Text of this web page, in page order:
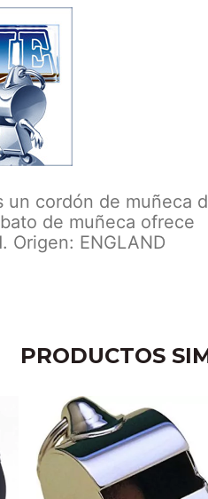
un cordón de muñeca
de muñeca ofrece
Origen: ENGLAND
PRODUCTOS